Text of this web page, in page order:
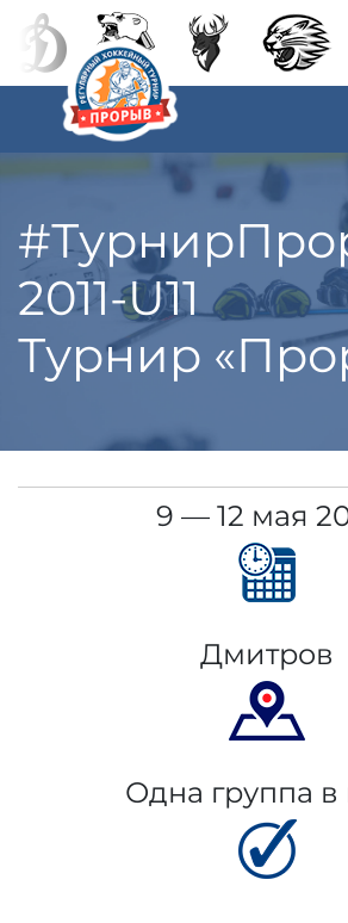
2011-U11
Турнир
9 — 12 мая
Дмитров
Одна группа в